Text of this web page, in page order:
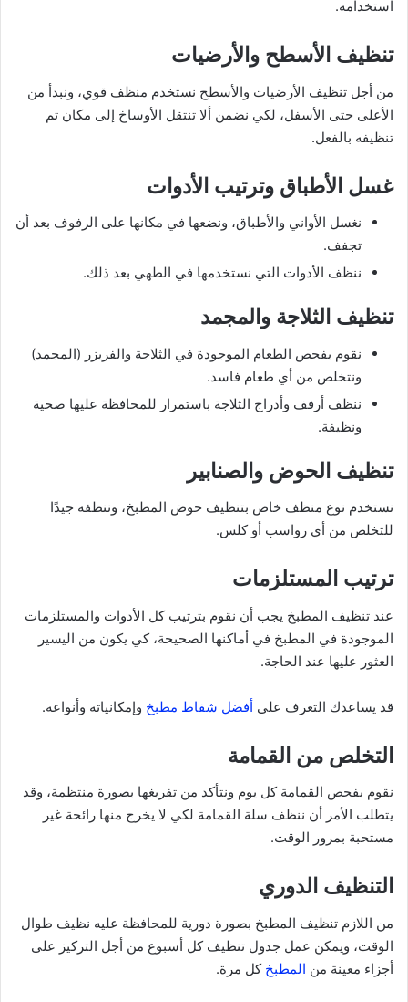
استخدامه.
تنظيف الأسطح والأرضيات
من أجل تنظيف الأرضيات والأسطح نستخدم منظف قوي، ونبدأ من
الأعلى حتى الأسفل، لكي نضمن ألا تنتقل الأوساخ إلى مكان تم
تنظيفه بالفعل.
غسل الأطباق وترتيب الأدوات
نغسل الأواني والأطباق، ونضعها في مكانها على الرفوف بعد أن
تجفف.
ننظف الأدوات التي نستخدمها في الطهي بعد ذلك.
تنظيف الثلاجة والمجمد
نقوم بفحص الطعام الموجودة في الثلاجة والفريزر (المجمد)
ونتخلص من أي طعام فاسد.
ننظف أرفف وأدراج الثلاجة باستمرار للمحافظة عليها صحية
ونظيفة.
تنظيف الحوض والصنابير
نستخدم نوع منظف خاص بتنظيف حوض المطبخ، وننظفه جيدًا
للتخلص من أي رواسب أو كلس.
ترتيب المستلزمات
عند تنظيف المطبخ يجب أن نقوم بترتيب كل الأدوات والمستلزمات
الموجودة في المطبخ في أماكنها الصحيحة، كي يكون من اليسير
العثور عليها عند الحاجة.
قد يساعدك التعرف على أفضل شفاط مطبخ وإمكانياته وأنواعه.
التخلص من القمامة
نقوم بفحص القمامة كل يوم ونتأكد من تفريغها بصورة منتظمة، وقد
يتطلب الأمر أن ننظف سلة القمامة لكي لا يخرج منها رائحة غير
مستحبة بمرور الوقت.
التنظيف الدوري
من اللازم تنظيف المطبخ بصورة دورية للمحافظة عليه نظيف طوال
الوقت، ويمكن عمل جدول تنظيف كل أسبوع من أجل التركيز على
أجزاء معينة من المطبخ كل مرة.